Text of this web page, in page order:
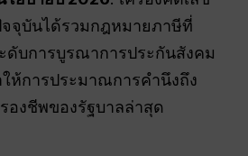
จุบันได้รวมกฎหมายภาษีที่
ดับการบูรณาการประกันสังคม
ห้การประมาณการคำนึงถึง
องชีพของรัฐบาลล่าสุด